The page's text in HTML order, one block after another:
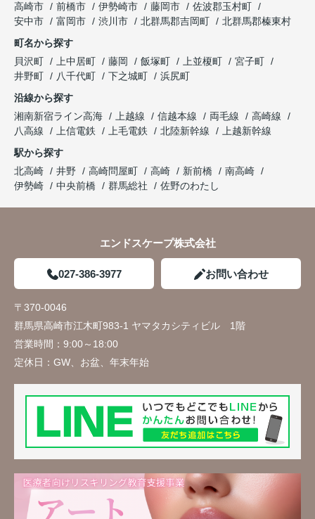
高崎市
前橋市 伊勢崎市 藤岡市
佐波郡玉村町
安中市
富岡市 渋川市 北群馬郡吉岡町
北群馬郡榛東村
町名から探す
貝沢町
上中居町 藤岡 飯塚町 上並榎町
宮子町
井野町
八千代町 下之城町
浜尻町
沿線から探す
湘南新宿ライン高海
上越線 信越本線 両毛線
高崎線
八高線
上信電鉄 上毛電鉄 北陸新幹線
上越新幹線
駅から探す
北高崎
井野 高崎問屋町 高崎 新前橋
南高崎
伊勢崎
中央前橋 群馬総社 佐野のわたし
エンドスケープ株式会社
027-386-3977 お問い合わせ
〒370-0046
群馬県高崎市江木町983-1 ヤマタカシティビル 1階
営業時間： 9:00～18:00
定休日： GW、お盆、年末年始